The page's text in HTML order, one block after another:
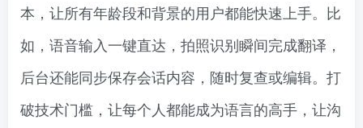
本，让所有年龄段和背景的用户都能快速上手。比
如，语音输入一键直达，拍照识别瞬间完成翻译，
后台还能同步保存会话内容，随时复查或编辑。打
破技术门槛，让每个人都能成为语言的高手，让沟